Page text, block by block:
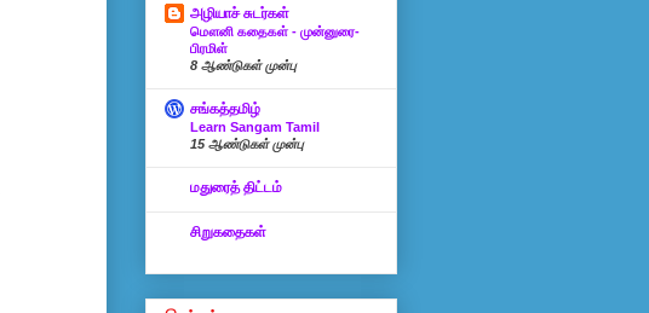
அழியாச் சுடர்கள்
மௌனி கதைகள் - முன்னுரை-
பிரமிள்
8 ஆண்டுகள் முன்பு
சங்கத்தமிழ்
Learn Sangam Tamil
15 ஆண்டுகள் முன்பு
மதுரைத் திட்டம்
சிறுகதைகள்